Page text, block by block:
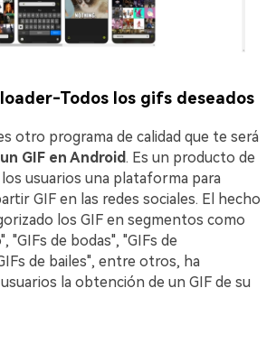
Todos los gifs deseados
otro programa de calidad que te será
GIF en Android. Es un producto de
usuarios una plataforma para
GIF en las redes sociales. El hecho
los GIF en segmentos como
"GIFs de bodas", "GIFs de
de bailes", entre otros, ha
la obtención de un GIF de su